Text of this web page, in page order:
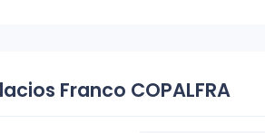
Franco COPALFRA